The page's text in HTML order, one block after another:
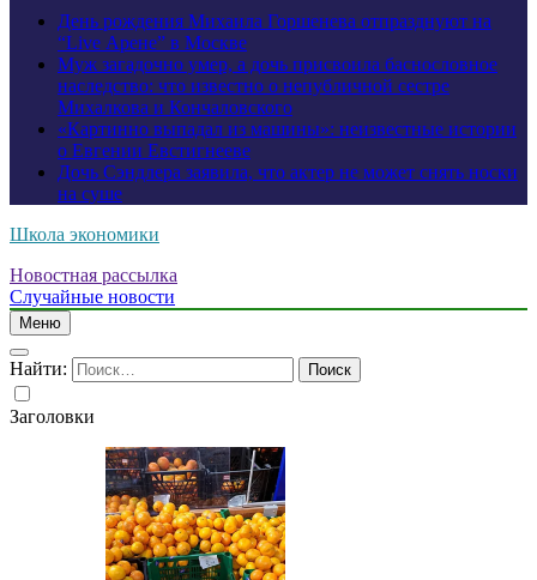
День рождения Михаила Горшенева отпразднуют на
“Live Арене” в Москве
Муж загадочно умер, а дочь присвоила баснословное
наследство: что известно о непубличной сестре
Михалкова и Кончаловского
«Картинно выпадал из машины»: неизвестные истории
о Евгении Евстигнееве
Дочь Сэндлера заявила, что актер не может снять носки
на суше
Школа экономики
Новостная рассылка
Случайные новости
Меню
Найти:
Заголовки